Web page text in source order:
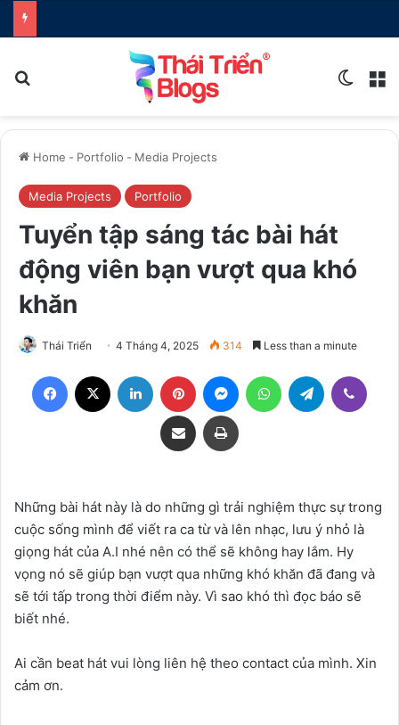
Home - Portfolio - Media Projects
Media Projects Portfolio
Tuyển tập sáng tác bài hát
động viên bạn vượt qua khó
khăn
Thái Triển 4 Tháng 4, 2025 314 Less than a minute
Facebook LinkedIn Pinterest MessengerWhatsAppTelegram
Share via Email Print
Những bài hát này là do những gì trải nghiệm thực sự trong
cuộc sống mình để viết ra ca từ và lên nhạc, lưu ý nhỏ là
giọng hát của A.I nhé nên có thể sẽ không hay lắm. Hy
vọng nó sẽ giúp bạn vượt qua những khó khăn đã đang và
sẽ tới tấp trong thời điểm này. Vì sao khó thì đọc báo sẽ
biết nhé.
Ai cần beat hát vui lòng liên hệ theo contact của mình. Xin
cảm ơn.